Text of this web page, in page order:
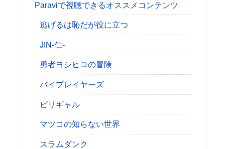
Paraviで視聴できるオススメコンテンツ
逃げるは恥だが役に立つ
JIN-仁-
勇者ヨシヒコの冒険
バイプレイヤーズ
ビリギャル
マツコの知らない世界
スラムダンク